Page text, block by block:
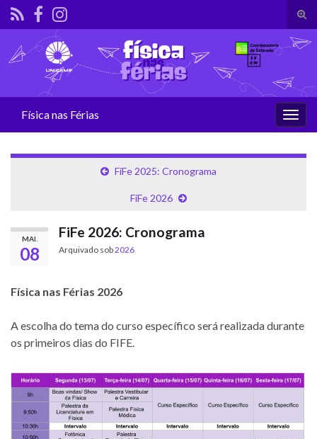
de
Search for:
Física nas Férias
FiFe 2025: Cronograma
FiFe 2026
MAI.
08
FiFe 2026: Cronograma
Arquivado sob2026
Física nas Férias 2026
A escolha do tema do curso específico será realizada durante
os primeiros dias do FIFE.